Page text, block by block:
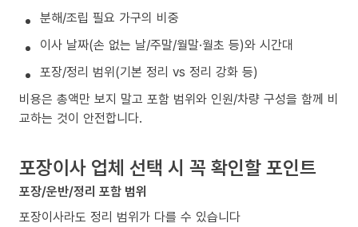
분해/조립 필요 가구의 비중
이사 날짜(손 없는 날/주말/월말·월초 등)와 시간대
포장/정리 범위(기본 정리 vs 정리 강화 등)
비용은 총액만 보지 말고 포함 범위와 인원/차량 구성을 함께 비
교하는 것이 안전합니다.
포장이사 업체 선택 시 꼭 확인할 포인트
포장/운반/정리 포함 범위
포장이사라도 정리 범위가 다를 수 있습니다